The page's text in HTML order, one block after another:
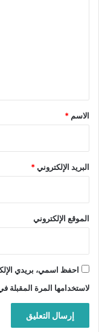
*
الاسم *
البريد الإلكتروني*
الموقع الإلكتروني
احفظ اسمي، بريدي
لاستخدامها المرة المقبلة